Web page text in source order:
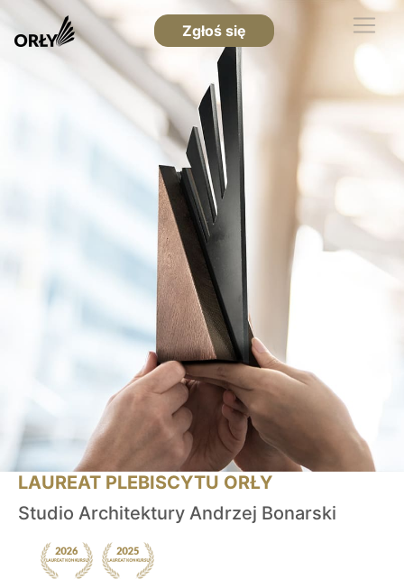
Zgłoś się
LAUREAT PLEBISCYTU ORŁY
Studio Architektury Andrzej Bonarski